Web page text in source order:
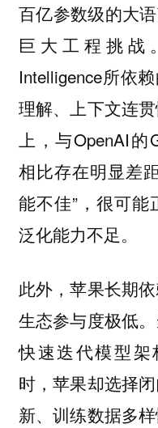
百亿参数级的大
巨大工程挑战
Intelligence所依
理解、上下文连
上，与OpenAI的
相比存在明显差
能不佳”，很可
泛化能力不足。
此外，苹果长期
生态参与度极低
快速迭代模型架
时，苹果却选择
新、训练数据多